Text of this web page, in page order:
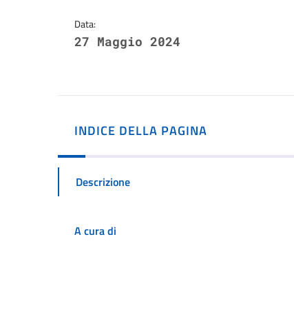
Data:
27 Maggio 2024
INDICE DELLA PAGINA
Descrizione
A cura di